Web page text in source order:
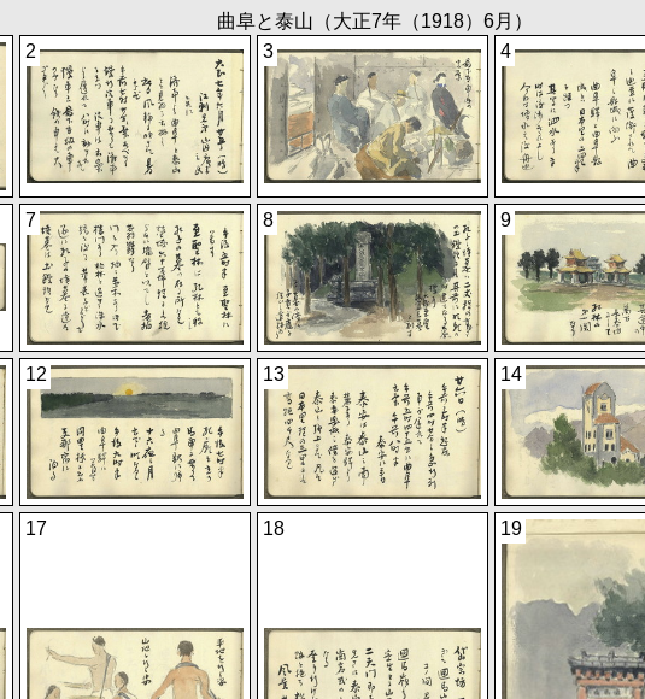
曲阜と泰山（大正7年（1918）6月）
2 3 4
7 8 9
12 13 14
17 18 19